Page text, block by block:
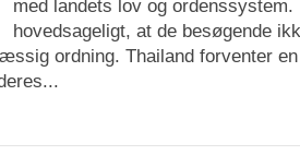
med landets lov og
hovedsageligt, at de besøgende
ordning. Thailand forventer